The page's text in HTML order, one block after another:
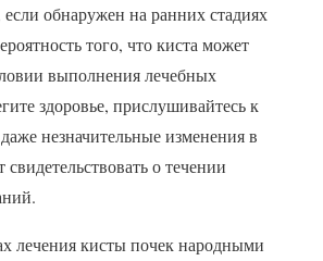
обнаружен на ранних стадиях
того, что киста может
выполнения лечебных
здоровье, прислушивайтесь к
незначительные изменения в
о течении
лечения кисты почек народными